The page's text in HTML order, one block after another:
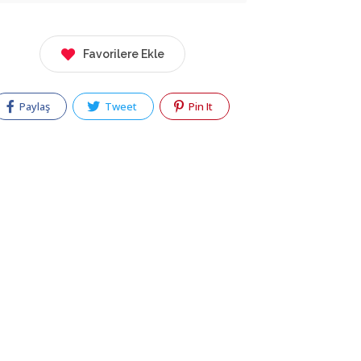
Favorilere Ekle
Paylaş Tweet Pin It